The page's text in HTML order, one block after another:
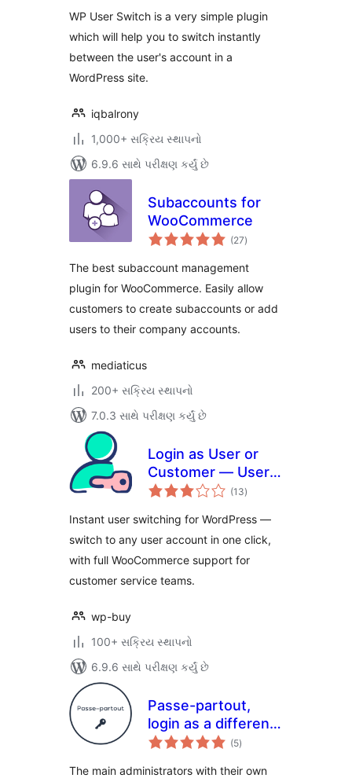
WP User Switch is a very simple plugin
which will help you to switch instantly
between the user's account in a
WordPress site.
iqbalrony
1,000+ સક્રિય સ્થાપનો
6.9.6 સાથે પરીક્ષણ કર્યું છે
Subaccounts for
WooCommerce
(27કુલ
રેટિંગ્સ
)
The best subaccount management
plugin for WooCommerce. Easily allow
customers to create subaccounts or add
users to their company accounts.
mediaticus
200+ સક્રિય સ્થાપનો
7.0.3 સાથે પરીક્ષણ કર્યું છે
Login as User or
Customer — User
Switching
(13કુલ
રેટિંગ્સ
)
Instant user switching for WordPress —
switch to any user account in one click,
with full WooCommerce support for
customer service teams.
wp-buy
100+ સક્રિય સ્થાપનો
6.9.6 સાથે પરીક્ષણ કર્યું છે
Passe-partout,
login as a different
user
(5કુલ
રેટિંગ્સ
)
The main administrators with their own